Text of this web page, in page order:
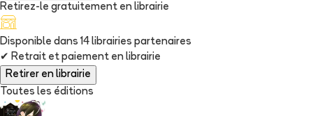
Retirez-le gratuitement en librairie
Disponible dans 14 librairies partenaires
✔ Retrait et paiement en librairie
Retirer en librairie
Toutes les éditions